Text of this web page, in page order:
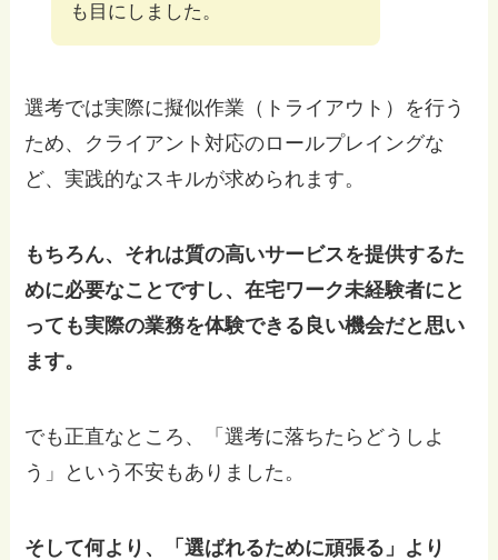
も目にしました。
選考では実際に擬似作業（トライアウト）を行う
ため、クライアント対応のロールプレイングな
ど、実践的なスキルが求められます。
もちろん、それは質の高いサービスを提供するた
めに必要なことですし、在宅ワーク未経験者にと
っても実際の業務を体験できる良い機会だと思い
ます。
でも正直なところ、「選考に落ちたらどうしよ
う」という不安もありました。
そして何より、「選ばれるために頑張る」より